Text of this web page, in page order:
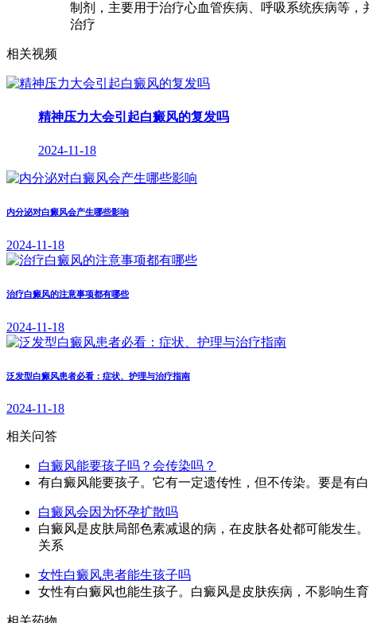
制剂，主要用于治疗心血管疾病、呼吸系统疾病等
治疗
相关视频
精神压力大会引起白癜风的复发吗
2024-11-18
内分泌对白癜风会产生哪些影响
2024-11-18
治疗白癜风的注意事项都有哪些
2024-11-18
泛发型白癜风患者必看：症状、护理与治疗指南
2024-11-18
相关问答
白癜风能要孩子吗？会传染吗？
有白癜风能要孩子。它有一定遗传性，但不传染。要是有
白癜风会因为怀孕扩散吗
白癜风是皮肤局部色素减退的病，在皮肤各处都可能发生
关系
女性白癜风患者能生孩子吗
女性有白癜风也能生孩子。白癜风是皮肤疾病，不影响生